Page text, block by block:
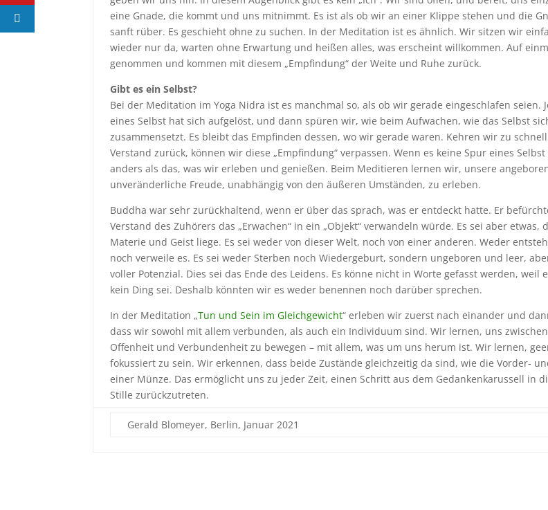
eine Gnade, die kommt und uns mitnimmt. Es ist als ob wir an einer Klippe stehen und die
sanft rüber. Es geschieht ohne zu suchen. In der Meditation ist es ähnlich. Wir sitzen wir
wieder nur da, warten ohne Erwartung und heißen alles, was erscheint willkommen. Auf
genommen und kommen mit diesem „Empfindung“ der Weite und Ruhe zurück.
Gibt es ein Selbst?
Bei der Meditation im Yoga Nidra ist es manchmal so, als ob wir gerade eingeschlafen seien.
eines Selbst hat sich aufgelöst, und dann spüren wir, wie beim Aufwachen, wie das Selbst
zusammensetzt. Es bleibt das Empfinden dessen, wo wir gerade waren. Kehren wir zu
Verstand zurück, können wir diese „Empfindung“ verpassen. Wenn es keine Spur eines
anders als das, was wir erleben und genießen. Beim Meditieren lernen wir, unsere
unveränderliche Freude, unabhängig von den äußeren Umständen, zu erleben.
Buddha war sehr zurückhaltend, wenn er über das sprach, was er entdeckt hatte. Er
Verstand des Zuhörers das „Erwachen“ in ein „Objekt“ verwandeln würde. Es sei aber etwas,
Materie und Geist liege. Es sei weder von dieser Welt, noch von einer anderen. Weder
noch verweile es. Es sei weder Sterben noch Wiedergeburt, sondern ungeboren und leer,
voller Potenzial. Dies sei das Ende des Leidens. Es könne nicht in Worte gefasst werden, weil
kein Ding sei. Deshalb könnten wir es weder benennen noch darüber sprechen.
In der Meditation „Tun und Sein im Gleichgewicht“ erleben wir zuerst nach einander und
dass wir sowohl mit allem verbunden, als auch ein Individuum sind. Wir lernen, uns
Offenheit und Verbundenheit zu bewegen – mit allem, was um uns herum ist. Wir lernen,
fokussiert zu sein. Wir erkennen, dass beide Zustände gleichzeitig da sind, wie die Vorder-
einer Münze. Das ermöglicht uns zu jeder Zeit, einen Schritt aus dem Gedankenkarussell in
Stille zurückzutreten.
Gerald Blomeyer, Berlin, Januar 2021